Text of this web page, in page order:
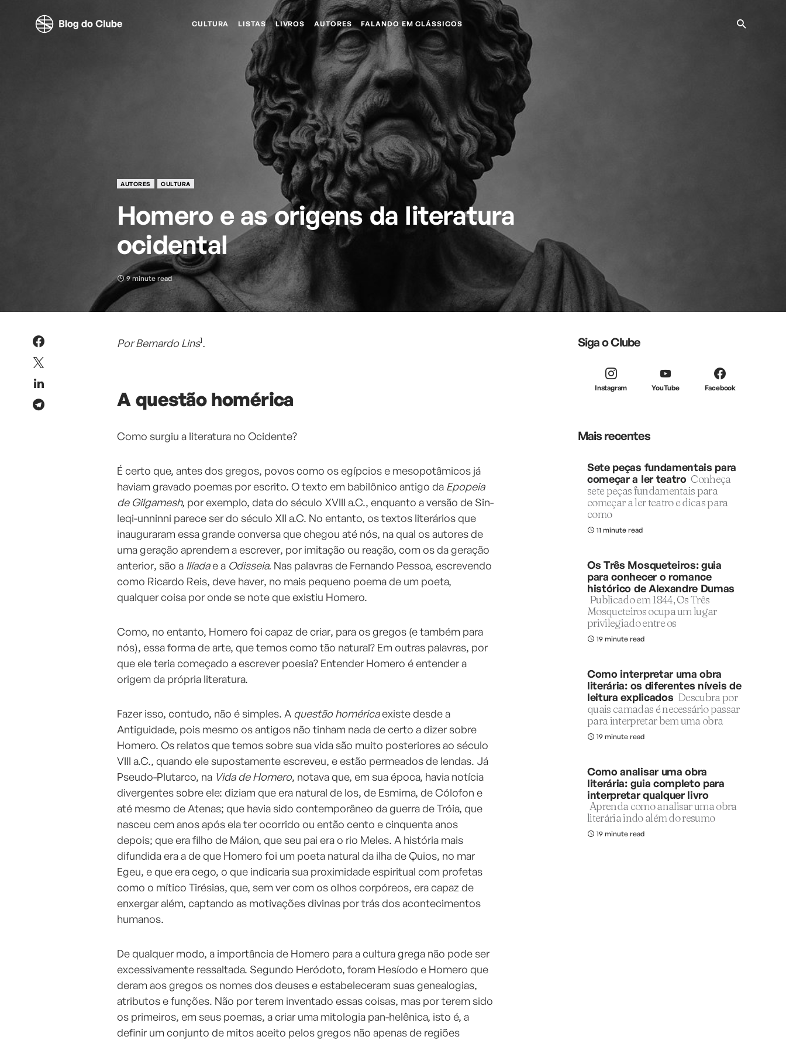
CULTURA LISTAS LIVROS AUTORES FALANDO EM CLÁSSICOS
AUTORES CULTURA
Homero e as origens da literatura
ocidental
9 minute read
Por Bernardo Lins1.
A questão homérica
Como surgiu a literatura no Ocidente?
É certo que, antes dos gregos, povos como os egípcios e mesopotâmicos já
haviam gravado poemas por escrito. O texto em babilônico antigo da Epopeia
de Gilgamesh, por exemplo, data do século XVIII a.C., enquanto a versão de Sin-
leqi-unninni parece ser do século XII a.C. No entanto, os textos literários que
inauguraram essa grande conversa que chegou até nós, na qual os autores de
uma geração aprendem a escrever, por imitação ou reação, com os da geração
anterior, são a Ilíadae a Odisseia. Nas palavras de Fernando Pessoa, escrevendo
como Ricardo Reis, deve haver, no mais pequeno poema de um poeta,
qualquer coisa por onde se note que existiu Homero.
Como, no entanto, Homero foi capaz de criar, para os gregos (e também para
nós), essa forma de arte, que temos como tão natural? Em outras palavras, por
que ele teria começado a escrever poesia? Entender Homero é entender a
origem da própria literatura.
Fazer isso, contudo, não é simples. A questão homéricaexiste desde a
Antiguidade, pois mesmo os antigos não tinham nada de certo a dizer sobre
Homero. Os relatos que temos sobre sua vida são muito posteriores ao século
VIII a.C., quando ele supostamente escreveu, e estão permeados de lendas. Já
Pseudo-Plutarco, na Vida de Homero, notava que, em sua época, havia notícia
divergentes sobre ele: diziam que era natural de Ios, de Esmirna, de Cólofon e
até mesmo de Atenas; que havia sido contemporâneo da guerra de Tróia, que
nasceu cem anos após ela ter ocorrido ou então cento e cinquenta anos
depois; que era filho de Máion, que seu pai era o rio Meles. A história mais
difundida era a de que Homero foi um poeta natural da ilha de Quios, no mar
Egeu, e que era cego, o que indicaria sua proximidade espiritual com profetas
como o mítico Tirésias, que, sem ver com os olhos corpóreos, era capaz de
enxergar além, captando as motivações divinas por trás dos acontecimentos
humanos.
De qualquer modo, a importância de Homero para a cultura grega não pode ser
excessivamente ressaltada. Segundo Heródoto, foram Hesíodo e Homero que
deram aos gregos os nomes dos deuses e estabeleceram suas genealogias,
atributos e funções. Não por terem inventado essas coisas, mas por terem sido
os primeiros, em seus poemas, a criar uma mitologia pan-helênica, isto é, a
definir um conjunto de mitos aceito pelos gregos não apenas de regiões
Siga o Clube
Instagram YouTube Facebook
Mais recentes
Sete peças fundamentais para
começar a ler teatro Conheça
sete peças fundamentais para
começar a ler teatro e dicas para
como
11 minute read
Os Três Mosqueteiros: guia
para conhecer o romance
histórico de Alexandre Dumas
Publicado em 1844, Os Três
Mosqueteiros ocupa um lugar
privilegiado entre os
19 minute read
Como interpretar uma obra
literária: os diferentes níveis de
leitura explicados Descubra por
quais camadas é necessário passar
para interpretar bem uma obra
19 minute read
Como analisar uma obra
literária: guia completo para
interpretar qualquer livro
Aprenda como analisar uma obra
literária indo além do resumo
19 minute read